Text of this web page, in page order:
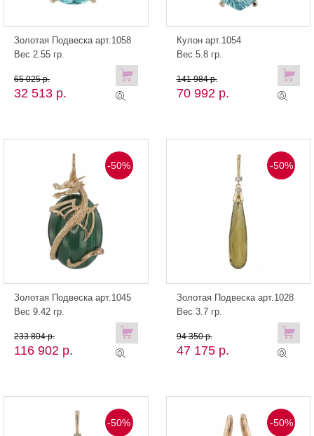
Золотая Подвеска арт.1058
Вес 2.55 гр.
32 513 р.
65 025 р.
Кулон арт.1054
Вес 5.8 гр.
70 992 р.
141 984 р.
-50%
Золотая Подвеска арт.1045
Вес 9.42 гр.
116 902 р.
233 804 р.
-50%
Золотая Подвеска арт.1028
Вес 3.7 гр.
47 175 р.
94 350 р.
-50% -50%